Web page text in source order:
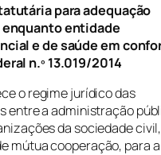
para adequação
entidade
e de saúde em
n.º 13.019/2014
o regime jurídico das
entre a administração
da sociedade
mútua cooperação, para a